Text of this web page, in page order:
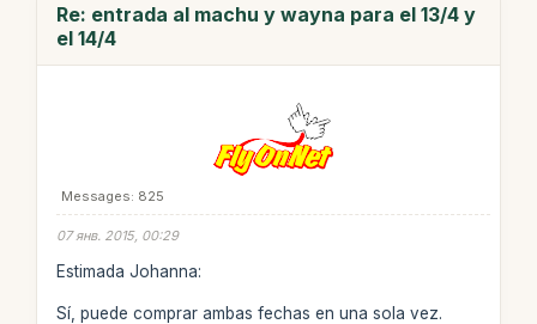
Re: entrada al machu y wayna para el 13/4 y
el 14/4
Messages: 825
07 янв. 2015, 00:29
Estimada Johanna:
Sí, puede comprar ambas fechas en una sola vez.